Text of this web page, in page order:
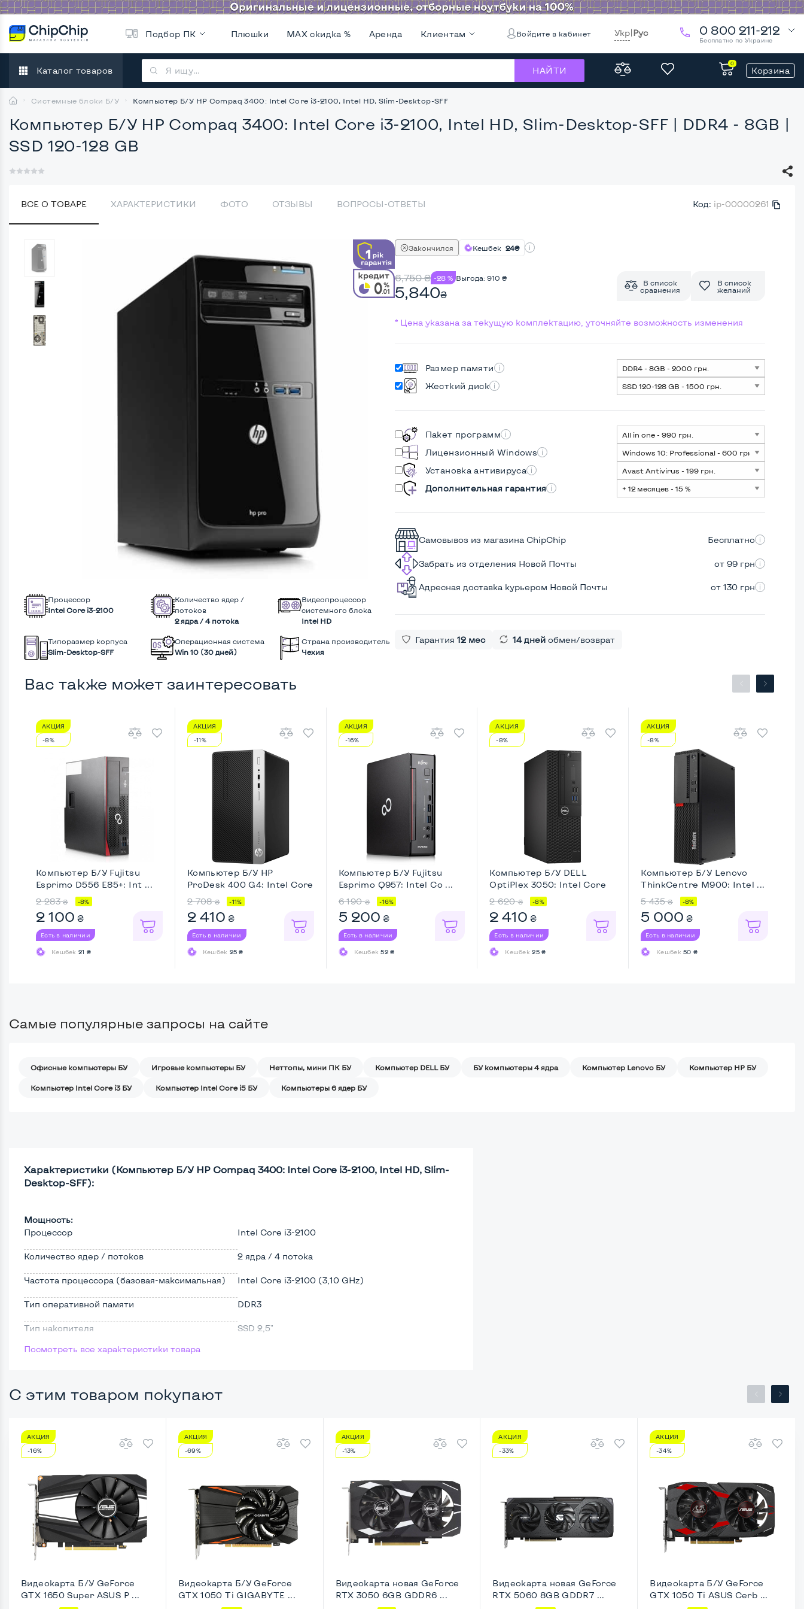
Подбор ПК Плюшки MAX скидка % Аренда Клиентам Войдите в кабинет Укр|Рус 0 800 211-212
Бесплатно по Украине
Каталог товаров НАЙТИ
0
Корзина
Системные блоки Б/У Компьютер Б/У HP Compaq 3400: Intel Core i3-2100, Intel HD, Slim-Desktop-SFF
Компьютер Б/У HP Compaq 3400: Intel Core i3-2100, Intel HD, Slim-Desktop-SFF | DDR4 - 8GB |
SSD 120-128 GB
ВСЕ О ТОВАРЕ ХАРАКТЕРИСТИКИ ФОТО ОТЗЫВЫ ВОПРОСЫ-ОТВЕТЫ Код: ip-00000261
Процессор
Intel Core i3-2100
Количество ядер /
потоков
2 ядра / 4 потока
Видеопроцессор
системного блока
Intel HD
Типоразмер корпуса
Slim-Desktop-SFF
Операционная система
Win 10 (30 дней)
Страна производитель
Чехия
Закончился Кешбек 24₴
6,750₴ -28 % Выгода: 910 ₴
5,840₴
В список
сравнения
В список
желаний
* Цена указана за текущую комплектацию, уточняйте возможность изменения
Размер памяти
Жесткий диск
Пакет программ
Лицензионный Windows
Установка антивируса
Дополнительная гарантия
Самовывоз из магазина ChipChip Бесплатно
Забрать из отделения Новой Почты от 99 грн
Адресная доставка курьером Новой Почты от 130 грн
Гарантия 12 мес 14 днейобмен/возврат
Вас также может заинтересовать
АКЦИЯ
-8%
Компьютер Б/У Fujitsu
Esprimo D556 E85+: Int ...
2 283 ₴ -8%
2 100 ₴
Есть в наличии
Кешбек 21 ₴
АКЦИЯ
-11%
Компьютер Б/У HP
ProDesk 400 G4: Intel Core
...
2 708 ₴ -11%
2 410 ₴
Есть в наличии
Кешбек 25 ₴
АКЦИЯ
-16%
Компьютер Б/У Fujitsu
Esprimo Q957: Intel Co ...
6 190 ₴ -16%
5 200 ₴
Есть в наличии
Кешбек52 ₴
АКЦИЯ
-8%
Компьютер Б/У DELL
OptiPlex 3050: Intel Core
...
2 620 ₴ -8%
2 410 ₴
Есть в наличии
Кешбек25 ₴
АКЦИЯ
-8%
Компьютер Б/У Lenovo
ThinkCentre M900: Intel ...
5 435 ₴ -8%
5 000 ₴
Есть в наличии
Кешбек50 ₴
Самые популярные запросы на сайте
Офисные компьютеры БУ Игровые компьютеры БУ Неттопы, мини ПК БУ Компьютер DELL БУ БУ компьютеры 4 ядра Компьютер Lenovo БУ Компьютер HP БУ
Компьютер Intel Core i3 БУ Компьютер Intel Core i5 БУ Компьютеры 6 ядер БУ
Характеристики (Компьютер Б/У HP Compaq 3400: Intel Core i3-2100, Intel HD, Slim-
Desktop-SFF):
Мощность:
Процессор
Intel Core i3-2100
Количество ядер / потоков 2 ядра / 4 потока
Частота процессора (базовая-максимальная) Intel Core i3-2100 (3,10 GHz)
Тип оперативной памяти DDR3
Тип накопителя SSD 2,5"
Размер памяти
Возможности видеокарты:
Тип видеокарты
Встроенный
Размер видеопамяти, Гб 1
Удобство пользования:
Типоразмер корпуса
Крепление на монитор сзади Нет
Посмотреть все характеристики товара
С этим товаром покупают
АКЦИЯ
-16%
Видеокарта Б/У GeForce
GTX 1650 Super ASUS P ...
АКЦИЯ
-69%
Видеокарта Б/У GeForce
GTX 1050 Ti GIGABYTE ...
АКЦИЯ
-13%
Видеокарта новая GeForce
RTX 3050 6GB GDDR6 ...
АКЦИЯ
-33%
Видеокарта новая GeForce
RTX 5060 8GB GDDR7 ...
АКЦИЯ
-34%
Видеокарта Б/У GeForce
GTX 1050 Ti ASUS Cerb ...